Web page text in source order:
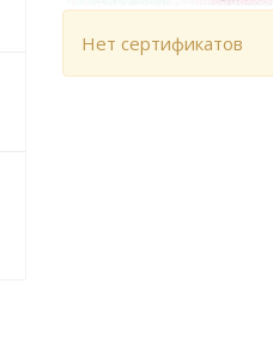
Нет сертификатов